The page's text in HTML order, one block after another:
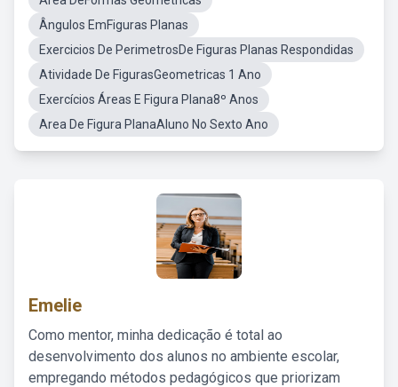
Ângulos EmFiguras Planas
Exercicios De PerimetrosDe Figuras Planas Respondidas
Atividade De FigurasGeometricas 1 Ano
Exercícios Áreas E Figura Plana8º Anos
Area De Figura PlanaAluno No Sexto Ano
Emelie
Como mentor, minha dedicação é total ao
desenvolvimento dos alunos no ambiente escolar,
empregando métodos pedagógicos que priorizam